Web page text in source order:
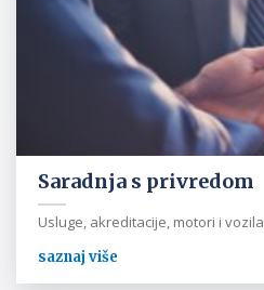
Saradnja s privredom
Usluge, akreditacije, motori i vozila
saznaj više